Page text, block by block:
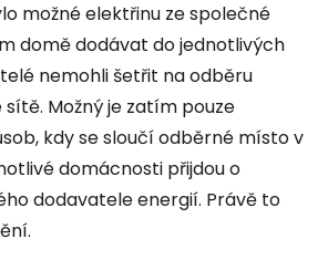
možné elektřinu ze společné
domě dodávat do jednotlivých
nemohli šetřit na odběru
Možný je zatím pouze
kdy se sloučí odběrné místo v
domácnosti přijdou o
dodavatele energií. Právě to